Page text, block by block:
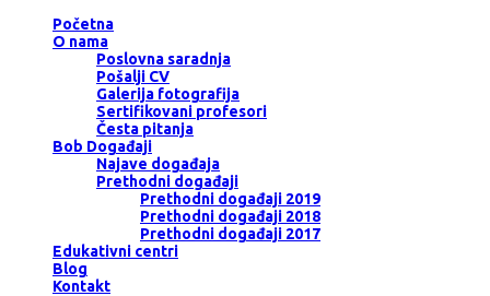
Početna
O nama
Poslovna saradnja
Pošalji CV
Galerija fotografija
Sertifikovani profesori
Česta pitanja
Bob Događaji
Najave događaja
Prethodni događaji
Prethodni događaji 2019
Prethodni događaji 2018
Prethodni događaji 2017
Edukativni centri
Blog
Kontakt